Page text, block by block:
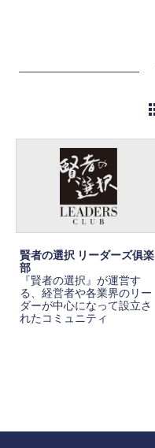
賢者の選択 リーダーズ俱楽
部
『賢者の選択』が運営す
る、経営者や各業界のリー
ダーが中心になって設立さ
れたコミュニティ